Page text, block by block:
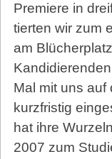
Premiere in
tier­ten wir zum
am
Mal mit uns auf
kurz­fris­tig
hat ihre
2007 zum